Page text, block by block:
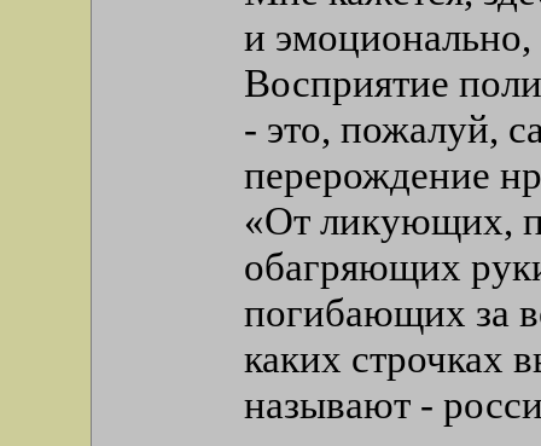
и эмоционально,
Восприятие
- это, пожалуй,
перерождение
«От ликующих,
обагряющих
погибающих за
каких строчках
называют -